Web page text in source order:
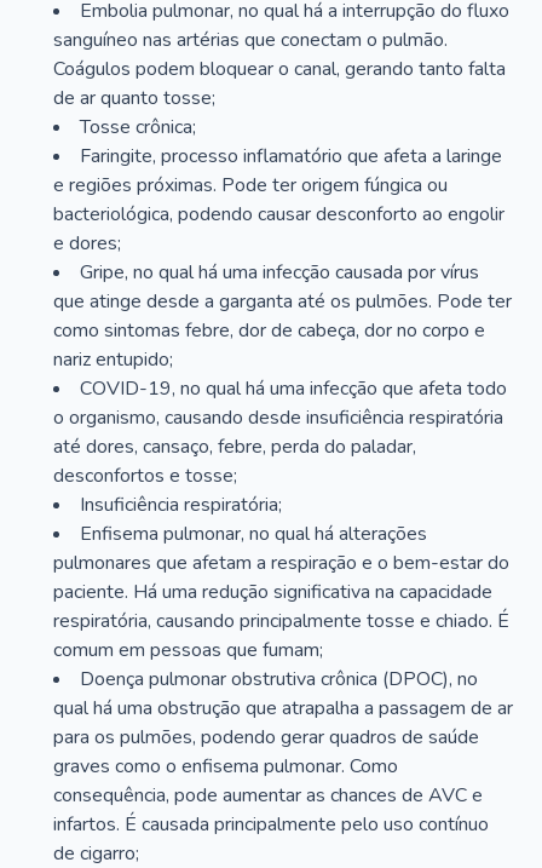
Embolia pulmonar, no qual há a interrupção do fluxo
sanguíneo nas artérias que conectam o pulmão.
Coágulos podem bloquear o canal, gerando tanto falta
de ar quanto tosse;
Tosse crônica;
Faringite, processo inflamatório que afeta a laringe
e regiões próximas. Pode ter origem fúngica ou
bacteriológica, podendo causar desconforto ao engolir
e dores;
Gripe, no qual há uma infecção causada por vírus
que atinge desde a garganta até os pulmões. Pode ter
como sintomas febre, dor de cabeça, dor no corpo e
nariz entupido;
COVID-19, no qual há uma infecção que afeta todo
o organismo, causando desde insuficiência respiratória
até dores, cansaço, febre, perda do paladar,
desconfortos e tosse;
Insuficiência respiratória;
Enfisema pulmonar, no qual há alterações
pulmonares que afetam a respiração e o bem-estar do
paciente. Há uma redução significativa na capacidade
respiratória, causando principalmente tosse e chiado. É
comum em pessoas que fumam;
Doença pulmonar obstrutiva crônica (DPOC), no
qual há uma obstrução que atrapalha a passagem de ar
para os pulmões, podendo gerar quadros de saúde
graves como o enfisema pulmonar. Como
consequência, pode aumentar as chances de AVC e
infartos. É causada principalmente pelo uso contínuo
de cigarro;